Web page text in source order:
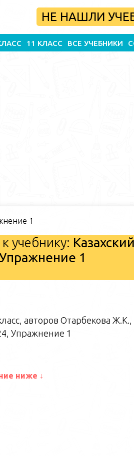
НЕ НАШЛИ
11 КЛАСС ВСЕ УЧЕБНИКИ
1
учебнику:
1
авторов Отарбекова Ж.К.,
Упражнение 1
ниже ↓